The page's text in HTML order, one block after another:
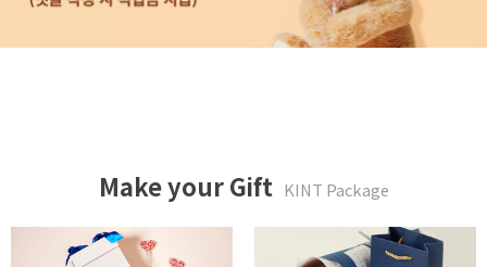
Make your Gift KINT Package